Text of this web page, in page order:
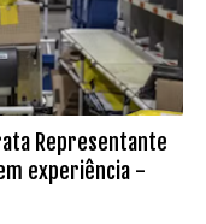
Representante
experiência -